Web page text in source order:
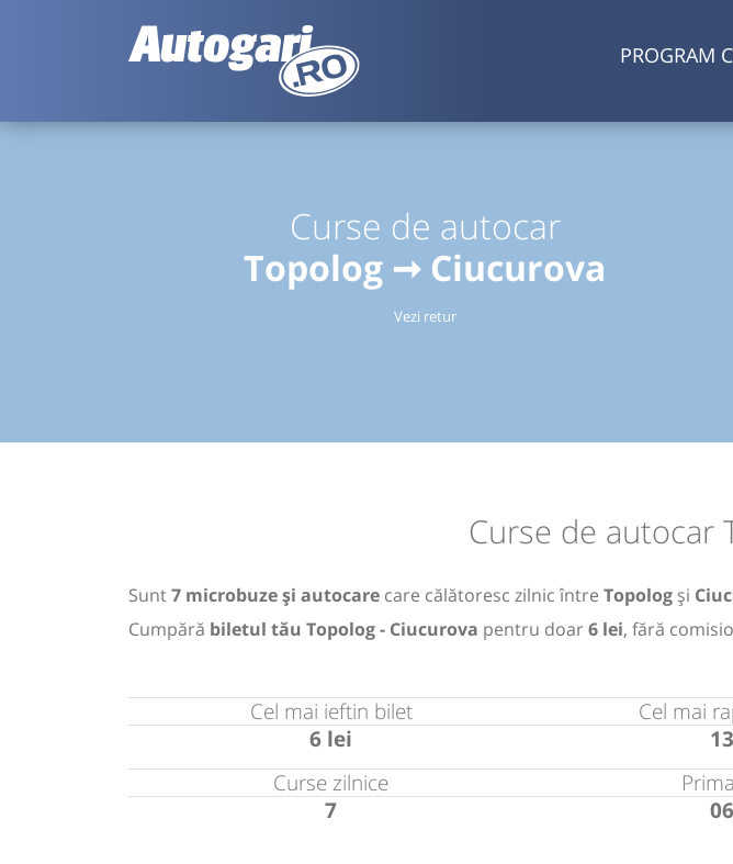
PROGRAM
Curse de autocar
Topolog ➞ Ciucurova
Vezi retur
Curse de autocar
Sunt7 microbuze și autocare care călătoresc zilnic între Topolog și
Cumpără biletul tău Topolog - Ciucurova pentru doar6 lei, fără
Cel mai ieftin bilet
6 lei
Cel mai
13
Curse zilnice
7